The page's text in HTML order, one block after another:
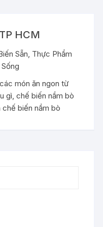
HCM
Sẵn Thực Phẩm
các món ăn ngon từ
gì ,chế biến nầm bò
biến nầm bò